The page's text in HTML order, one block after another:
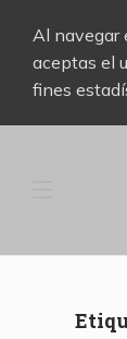
Al navegar
aceptas el
fines